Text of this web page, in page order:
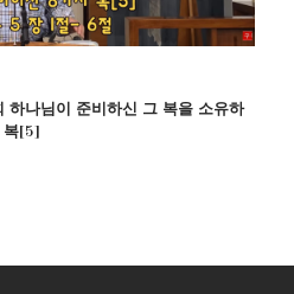
나님이 준비하신 그 복을 소유하
[5]